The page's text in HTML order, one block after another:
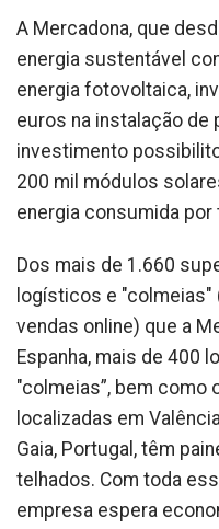
A Mercadona, que
energia sustentável
energia fotovoltaica,
euros na instalação de
investimento
200 mil módulos
energia consumida por
Dos mais de 1.660
logísticos e
vendas online) que a
Espanha, mais de 400
"colmeias”, bem
localizadas em
Gaia, Portugal, têm
telhados. Com toda
empresa espera